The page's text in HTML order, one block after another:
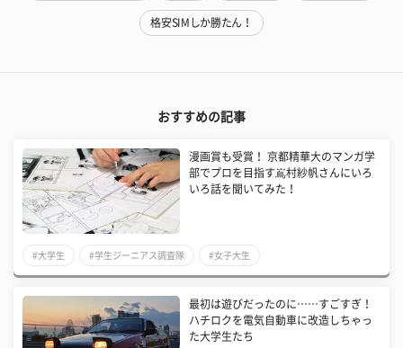
格安SIMしか勝たん！
おすすめの記事
漫画賞も受賞！ 京都精華大のマンガ学
部でプロを目指す嶌村紗帆さんにいろ
いろ話を聞いてみた！
#大学生 #学生ジーニアス調査隊 #女子大生
最初は遊びだったのに……すごすぎ！
ハチロクを電気自動車に改造しちゃっ
た大学生たち